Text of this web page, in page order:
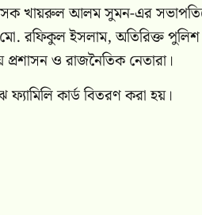
খায়রুল আলম সুমন-এর
মো. রফিকুল ইসলাম, অতিরিক্ত
ও রাজনৈতিক নেতারা।
কার্ড বিতরণ করা হয়।